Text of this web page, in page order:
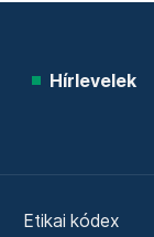
Hírlevelek
Etikai kódex